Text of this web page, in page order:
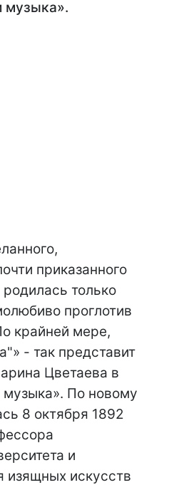
музыка».
приказанного
только
проглотив
крайней мере,
- так представит
Цветаева в
музыка». По новому
8 октября 1892
и
изящных искусств